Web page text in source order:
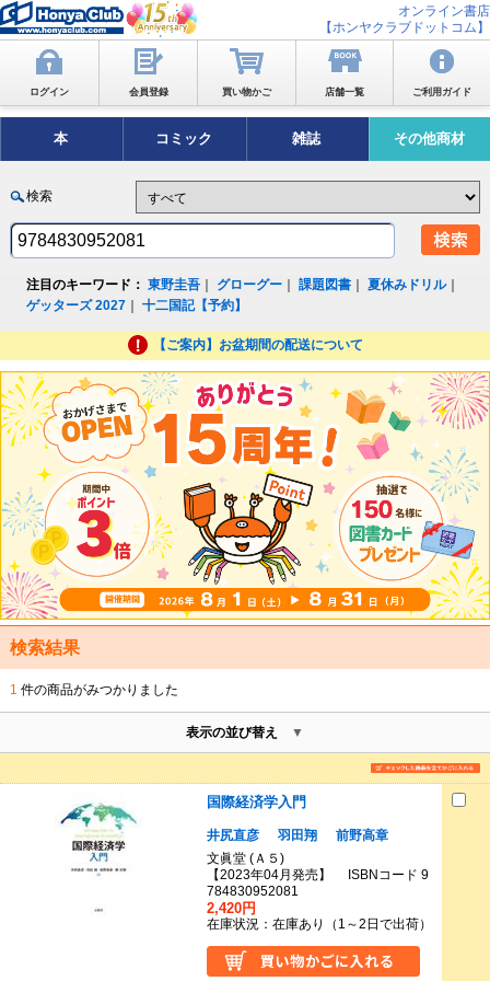
オンライン書店
【ホンヤクラブドットコム】
ログイン 会員登録 買い物かご 店舗一覧 ご利用ガイド
本 コミック 雑誌 その他商材
検索
注目のキーワード： 東野圭吾 グローグー ｜課題図書 ｜夏休みドリル｜
ゲッターズ 2027 ｜十二国記【予約】
【ご案内】お盆期間の配送について
検索結果
1 件の商品がみつかりました
表示の並び替え
国際経済学入門
井尻直彦 羽田翔
前野高章
文眞堂 (Ａ５)
【2023年04月発売】 ISBNコード 9
784830952081
2,420円
在庫状況：在庫あり（1～2日で出荷）